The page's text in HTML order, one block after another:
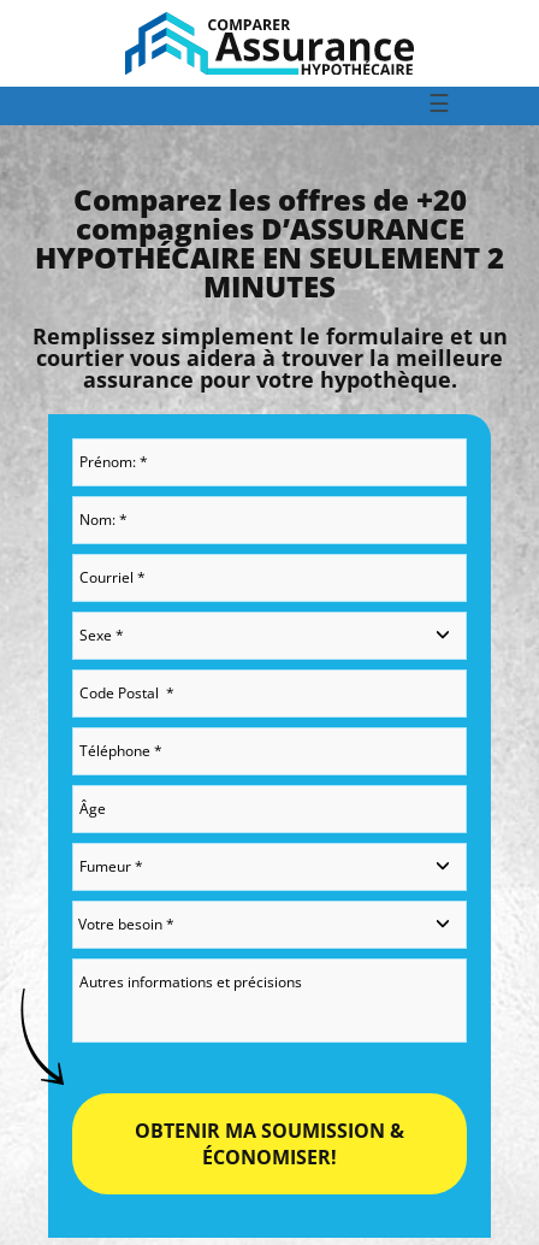
☰
Comparez les offres de +20
compagnies D’ASSURANCE
HYPOTHÉCAIRE EN SEULEMENT 2
MINUTES
Remplissez simplement le formulaire et un
courtier vous aidera à trouver la meilleure
assurance pour votre hypothèque.